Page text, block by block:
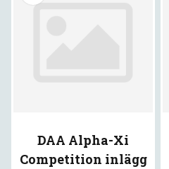
DAA Alpha-Xi
Competition inlägg